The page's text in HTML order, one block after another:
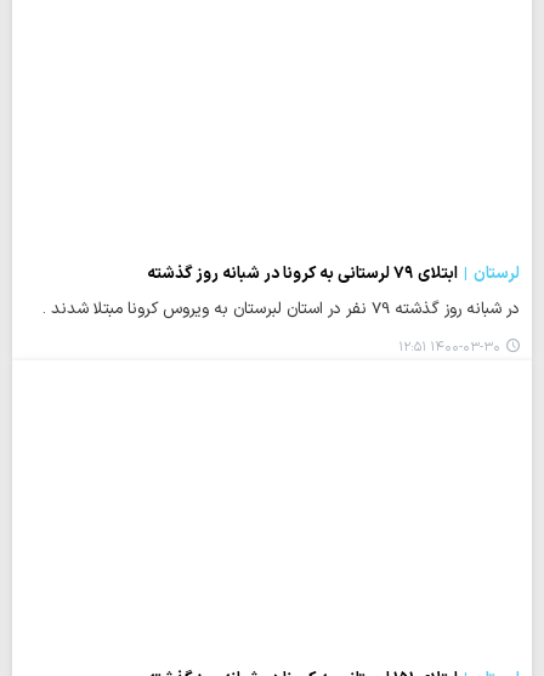
لرستان
ابتلای ۷۹ لرستانی به کرونا در شبانه روز گذشته
در شبانه روز گذشته 79 نفر در استان لبرستان به ویروس کرونا مبتلا شدند .
۱۴۰۰-۰۳-۳۰ ۱۲:۵۱